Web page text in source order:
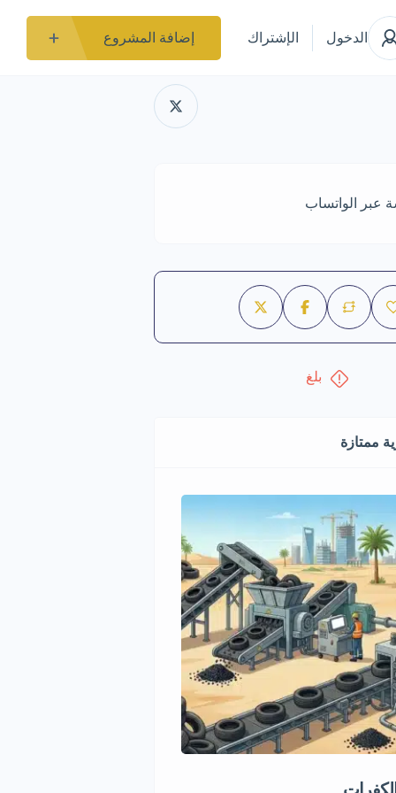
الدخول الإشتراك إضافة المشروع
عبر الواتساب
بلغ
ممتازة